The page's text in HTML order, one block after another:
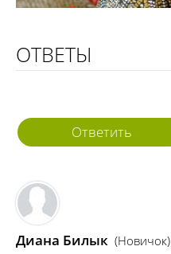
ОТВЕТЫ
Ответить
Диана Билык (Новичок)